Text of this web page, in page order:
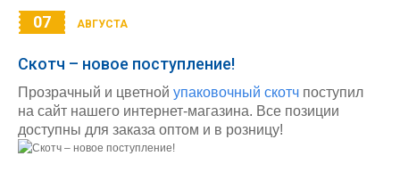
07 АВГУСТА
Скотч – новое поступление!
Прозрачный и цветной упаковочный скотч поступил
на сайт нашего интернет-магазина. Все позиции
доступны для заказа оптом и в розницу!